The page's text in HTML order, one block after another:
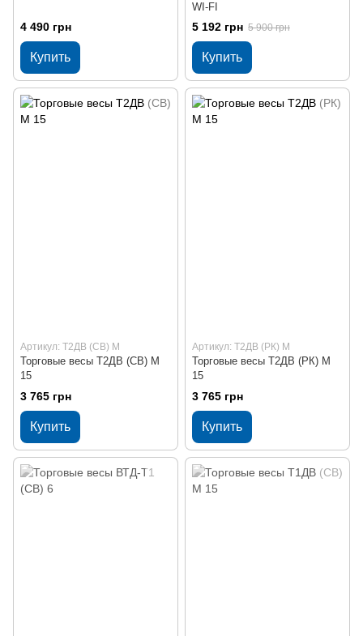
4 490 грн
Купить
WI-FI
5 192 грн 5 900 грн
Купить
Артикул: Т2ДВ (СВ) М
Торговые весы Т2ДВ (СВ) М
15
3 765 грн
Купить
Артикул: Т2ДВ (РК) М
Торговые весы Т2ДВ (РК) М
15
3 765 грн
Купить